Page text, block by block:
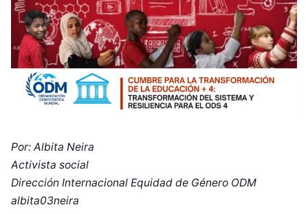
Por: Albita Neira
Activista social
Dirección Internacional Equidad de Género ODM
albita03neira